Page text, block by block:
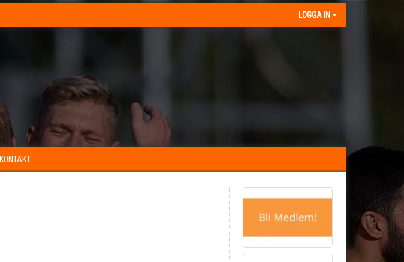
LOGGA IN
KONTAKT